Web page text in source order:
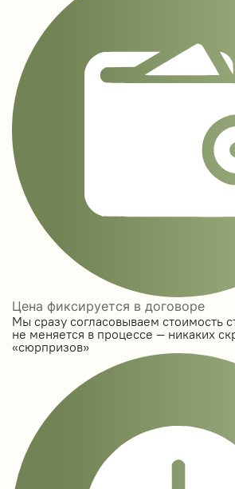
Цена фиксируется в договоре
Мы сразу согласовываем стоимость
не меняется в процессе — никаких
«сюрпризов»